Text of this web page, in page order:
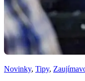
Novinky, Tipy,